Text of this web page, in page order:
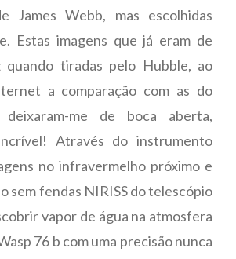
James Webb, mas escolhidas
Estas imagens que já eram de
quando tiradas pelo Hubble, ao
a comparação com as do
deixaram-me de boca aberta,
Através do instrumento
no infravermelho próximo e
sem fendas NIRISS do telescópio
vapor de água na atmosfera
76 b com uma precisão nunca